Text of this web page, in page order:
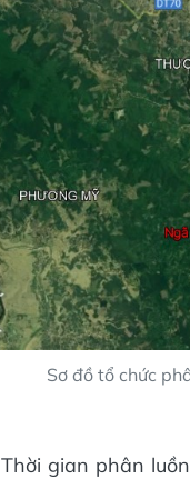
Sơ đồ tổ chức
Thời gian phân